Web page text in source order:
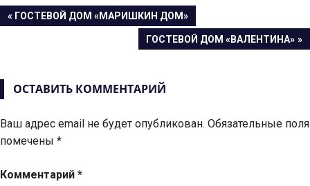
Навигация
ПРЕДЫДУЩАЯ
ГОСТЕВОЙ ДОМ «МАРИШКИН ДОМ»
СЛЕДУЮЩАЯ
ЗАПИСЬ:
ГОСТЕВОЙ ДОМ «ВАЛЕНТИНА»
ОСТАВИТЬ КОММЕНТАРИЙ
Ваш адрес email не будет опубликован. Обязательные поля
помечены *
Комментарий *